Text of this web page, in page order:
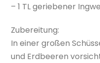
– 1 TL geriebener
Zubereitung:
In einer großen
und Erdbeeren